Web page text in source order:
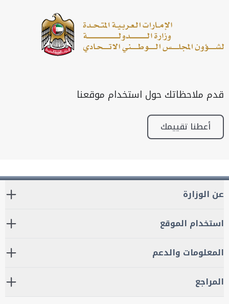
قدم ملاحظاتك حول استخدام موقعنا
أعطنا تقييمك
عن الوزارة
استخدام الموقع
المعلومات والدعم
المراجع